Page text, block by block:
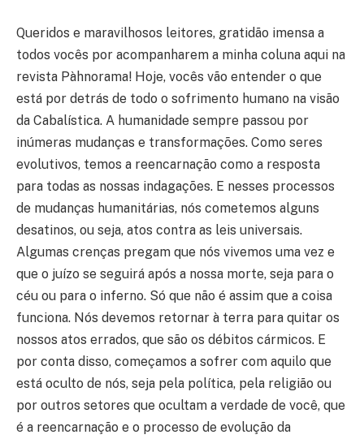
Queridos e maravilhosos leitores, gratidão imensa a
todos vocês por acompanharem a minha coluna aqui na
revista Pàhnorama! Hoje, vocês vão entender o que
está por detrás de todo o sofrimento humano na visão
da Cabalística. A humanidade sempre passou por
inúmeras mudanças e transformações. Como seres
evolutivos, temos a reencarnação como a resposta
para todas as nossas indagações. E nesses processos
de mudanças humanitárias, nós cometemos alguns
desatinos, ou seja, atos contra as leis universais.
Algumas crenças pregam que nós vivemos uma vez e
que o juízo se seguirá após a nossa morte, seja para o
céu ou para o inferno. Só que não é assim que a coisa
funciona. Nós devemos retornar à terra para quitar os
nossos atos errados, que são os débitos cármicos. E
por conta disso, começamos a sofrer com aquilo que
está oculto de nós, seja pela política, pela religião ou
por outros setores que ocultam a verdade de você, que
é a reencarnação e o processo de evolução da